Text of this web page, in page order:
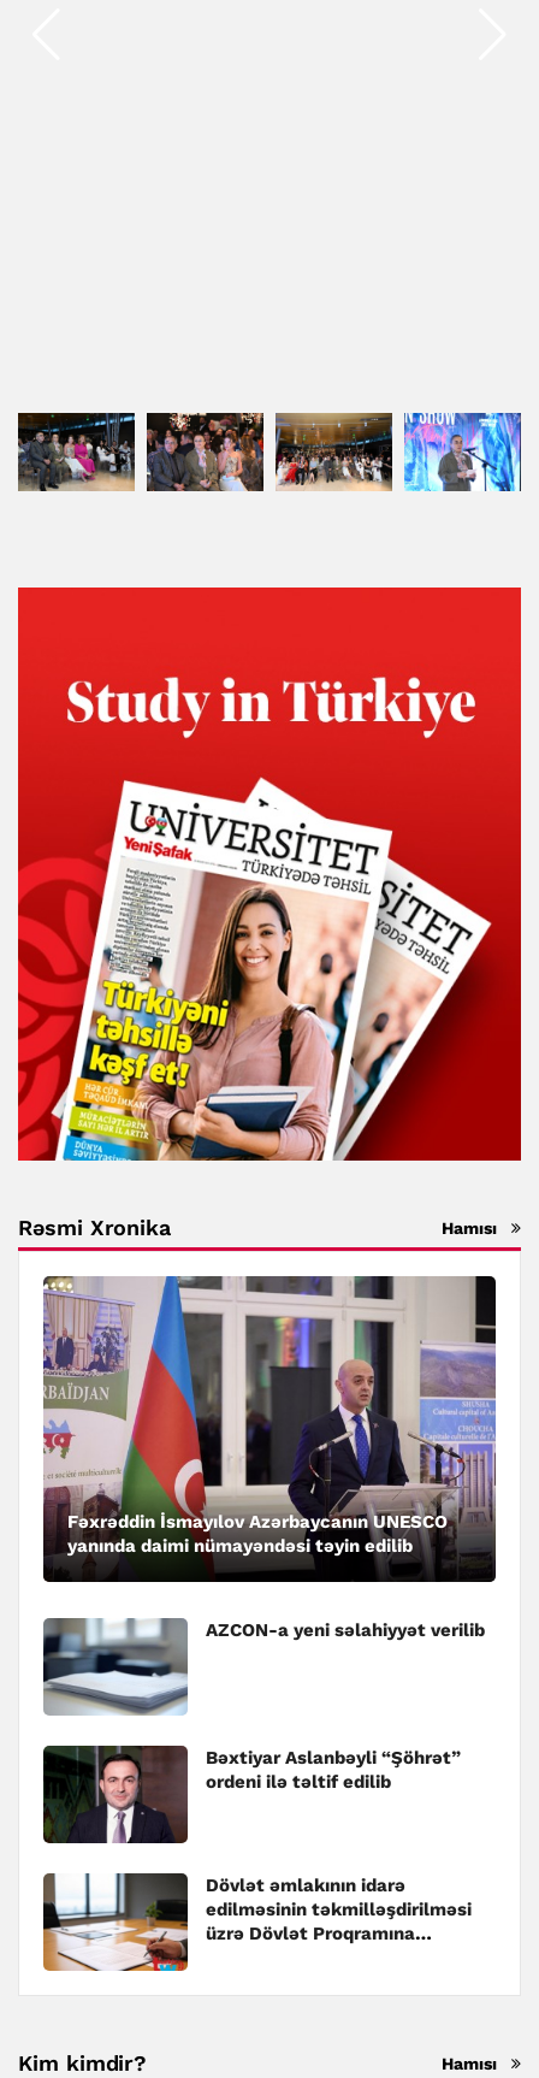
Rəsmi Xronika Hamısı
Fəxrəddin İsmayılov Azərbaycanın UNESCO
yanında daimi nümayəndəsi təyin edilib
AZCON-a yeni səlahiyyət verilib
Bəxtiyar Aslanbəyli “Şöhrət”
ordeni ilə təltif edilib
Dövlət əmlakının idarə
edilməsinin təkmilləşdirilməsi
üzrə Dövlət Proqramına
Kim kimdir? Hamısı